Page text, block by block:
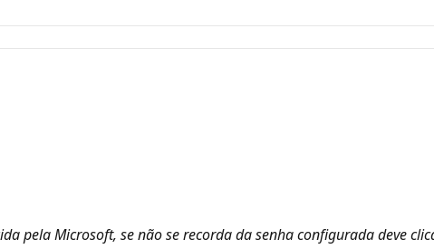
pela Microsoft, se não se recorda da senha configurada deve